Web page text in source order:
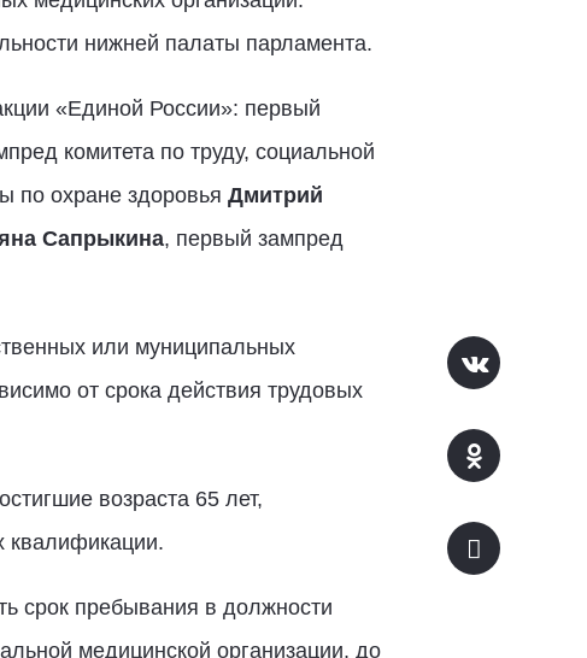
нижней палаты парламента.
«Единой России»: первый
комитета по труду, социальной
по охране здоровья Дмитрий
Сапрыкина, первый зампред
или муниципальных
от срока действия трудовых
возраста 65 лет,
квалификации.
срок пребывания в должности
медицинской организации, до